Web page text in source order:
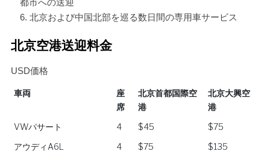
都市への送迎
北京および中国北部を巡る数日間の専用車サービス
北京空港送迎料金
USD価格
車両
座
席
北京首都国際空
港
北京大興空
港
車両
座
北京首都国際空
北京大興空
VWパサート 4 $45
$75
アウディA6L
4 $75
$135